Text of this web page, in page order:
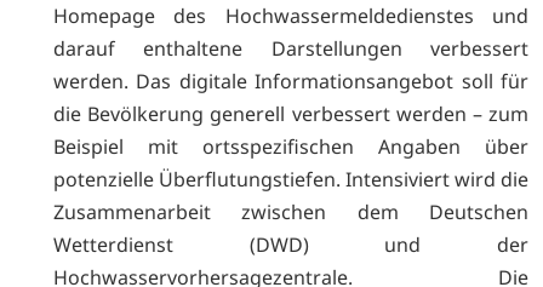
Homepage des Hochwassermeldedienstes und
darauf enthaltene Darstellungen verbessert
werden. Das digitale Informationsangebot soll für
die Bevölkerung generell verbessert werden – zum
Beispiel mit ortsspezifischen Angaben über
potenzielle Überflutungstiefen. Intensiviert wird die
Zusammenarbeit zwischen dem Deutschen
Wetterdienst (DWD) und der
Hochwasservorhersagezentrale. Die